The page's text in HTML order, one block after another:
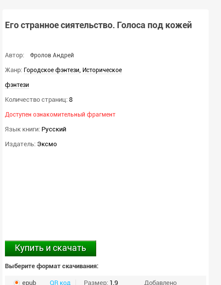
Его странное сиятельство. Голоса под кожей
Автор: Фролов Андрей
Жанр: Городское фэнтези, Историческое
фэнтези
Количество страниц: 8
Доступен ознакомительный фрагмент
Язык книги: Русский
Издатель: Эксмо
Купить и скачать
Выберите формат скачивания:
epub QR код Размер: 1,9
Добавлено